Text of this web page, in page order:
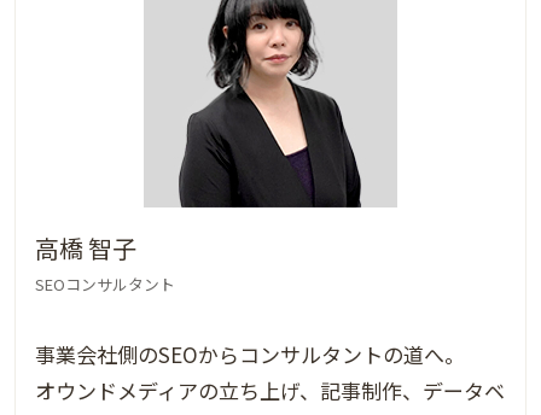
高橋 智子
SEOコンサルタント
事業会社側のSEOからコンサルタントの道へ。
オウンドメディアの立ち上げ、記事制作、データベ